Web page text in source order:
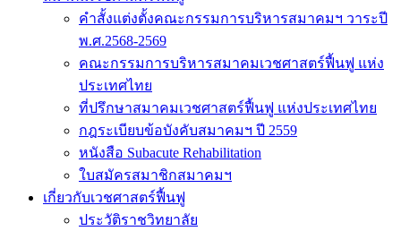
คำสั้งแต่งตั้งคณะกรรมการบริหารสมาคมฯ วาระปี
พ.ศ.2568-2569
คณะกรรมการบริหารสมาคมเวชศาสตร์ฟื้นฟู แห่ง
ประเทศไทย
ที่ปรึกษาสมาคมเวชศาสตร์ฟื้นฟู แห่งประเทศไทย
กฎระเบียบข้อบังคับสมาคมฯ ปี 2559
หนังสือ Subacute Rehabilitation
ใบสมัครสมาชิกสมาคมฯ
เกี่ยวกับเวชศาสตร์ฟื้นฟู
ประวัติราชวิทยาลัย